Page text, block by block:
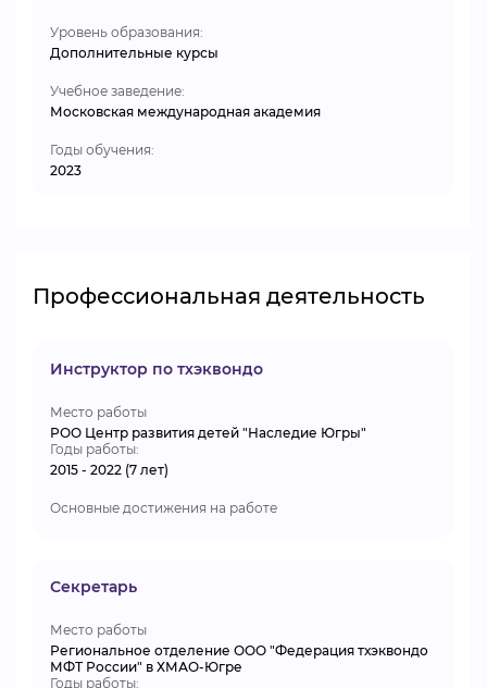
Уровень образования:
Дополнительные курсы
Учебное заведение:
Московская международная академия
Годы обучения:
2023
Профессиональная деятельность
Инструктор по тхэквондо
Место работы
РОО Центр развития детей "Наследие Югры"
Годы работы:
2015 - 2022 (7 лет)
Основные достижения на работе
Секретарь
Место работы
Региональное отделение ООО "Федерация тхэквондо
МФТ России" в ХМАО-Югре
Годы работы: